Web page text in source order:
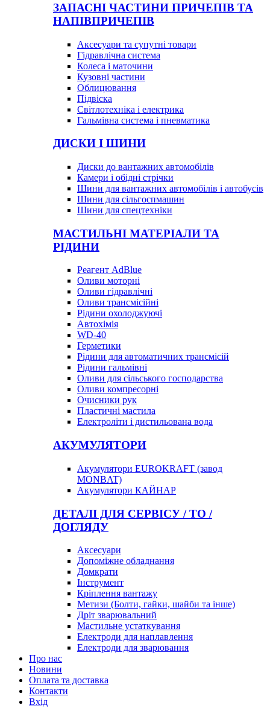
ЗАПАСНІ ЧАСТИНИ ПРИЧЕПІВ ТА
НАПІВПРИЧЕПІВ
Аксесуари та супутні товари
Гідравлічна система
Колеса і маточини
Кузовні частини
Облицювання
Підвіска
Світлотехніка і електрика
Гальмівна система і пневматика
ДИСКИ І ШИНИ
Диски до вантажних автомобілів
Камери і обідні стрічки
Шини для вантажних автомобілів і автобусів
Шини для сільгоспмашин
Шини для спецтехніки
МАСТИЛЬНІ МАТЕРІАЛИ ТА
РІДИНИ
Реагент AdBlue
Оливи моторні
Оливи гідравлічні
Оливи трансмісійні
Рідини охолоджуючі
Автохімія
WD-40
Герметики
Рідини для автоматичних трансмісій
Рідини гальмівні
Оливи для сільського господарства
Оливи компресорні
Очисники рук
Пластичні мастила
Електроліти і дистильована вода
АКУМУЛЯТОРИ
Акумулятори EUROKRAFT (завод
MONBAT)
Акумулятори КАЙНАР
ДЕТАЛІ ДЛЯ СЕРВІСУ / ТО /
ДОГЛЯДУ
Аксесуари
Допоміжне обладнання
Домкрати
Інструмент
Кріплення вантажу
Метизи (Болти, гайки, шайби та інше)
Дріт зварювальний
Мастильне устаткування
Електроди для наплавлення
Електроди для зварювання
Про нас
Новини
Оплата та доставка
Контакти
Вхiд